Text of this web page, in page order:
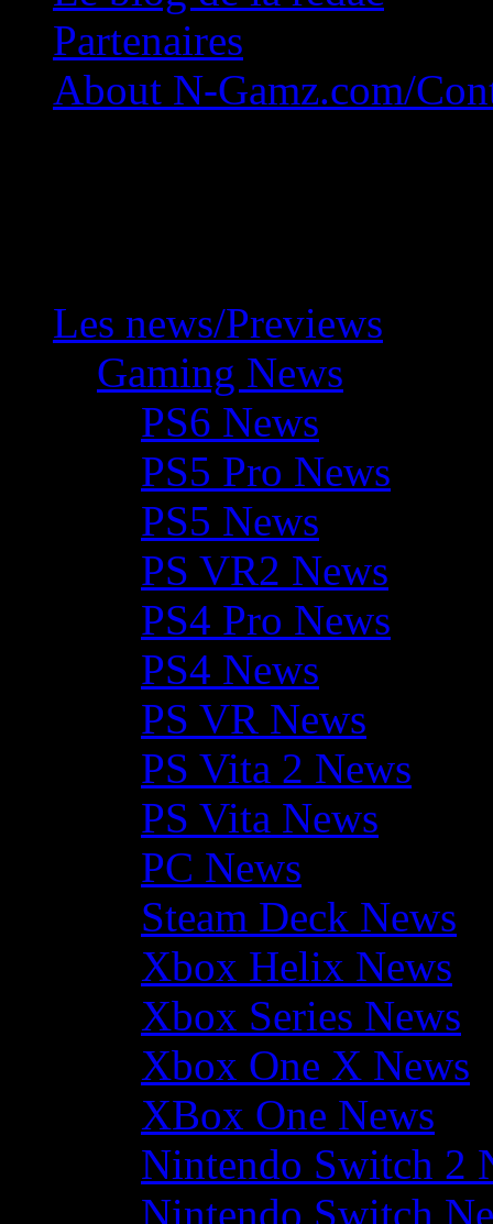
Partenaires
About N-Gamz.com/
Les news/Previews
Gaming News
PS6 News
PS5 Pro News
PS5 News
PS VR2 News
PS4 Pro News
PS4 News
PS VR News
PS Vita 2 News
PS Vita News
PC News
Steam Deck News
Xbox Helix News
Xbox Series News
Xbox One X News
XBox One News
Nintendo Switch 2
Nintendo Switch